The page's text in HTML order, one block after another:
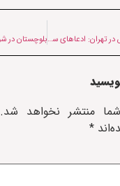
احضار سفیر انگلیس در تهران: ادعاهای ساختگی علیه ایران قابل‌ قبول نیست
منتشر نخواهد شد.
*